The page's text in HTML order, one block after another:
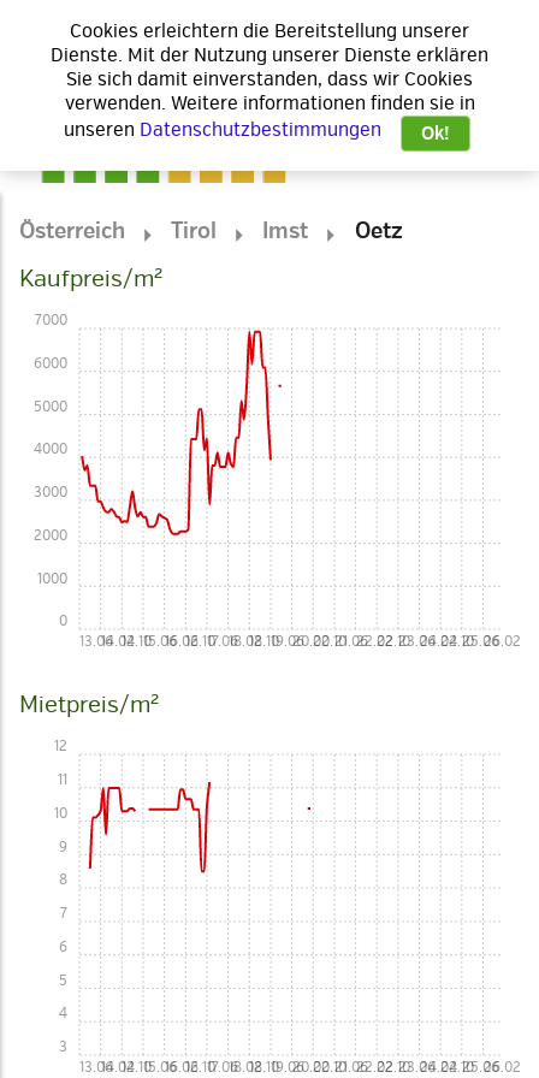
Österreich Tirol Imst
Oetz
Kaufpreis/m²
13.0614.0214.1015.0616.0216.1017.0618.0218.1019.0620.0220.1021.0622.0222.1023.0624.0224.1025.0626.02
0
1000
2000
3000
4000
5000
6000
7000
Mietpreis/m²
13.0614.0214.1015.0616.0216.1017.0618.0218.1019.0620.0220.1021.0622.0222.1023.0624.0224.1025.0626.02
3
4
5
6
7
8
9
10
11
12
Cookies erleichtern die Bereitstellung unserer
Dienste. Mit der Nutzung unserer Dienste erklären
Sie sich damit einverstanden, dass wir Cookies
verwenden. Weitere informationen finden sie in
unseren Datenschutzbestimmungen Ok!